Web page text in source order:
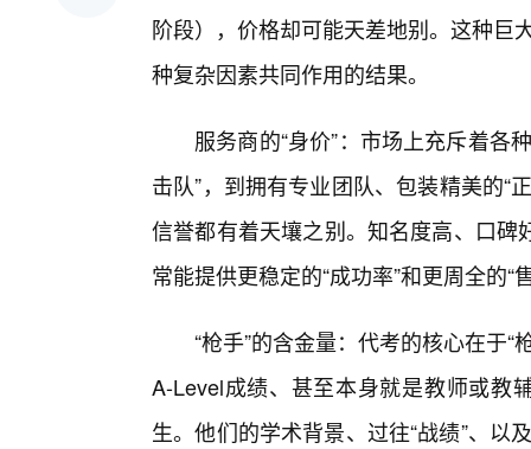
阶段），价格却可能天差地别。这种巨
种复杂因素共同作用的结果。
服务商的“身价”：市场上充斥着各
击队”，到拥有专业团队、包装精美的“
信誉都有着天壤之别。知名度高、口
常能提供更稳定的“成功率”和更周全的“
“枪手”的含金量：代考的核心在于
A-Level成绩、甚至本身就是教师或教
生。他们的学术背景、过往“战绩”、以